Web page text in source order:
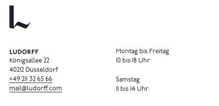
Königsallee 22
40212 Düsseldorf
+49 211 32 65 66
mail@ludorff.com
Montag bis Freitag
10 bis 18 Uhr
Samstag
11 bis 14 Uhr